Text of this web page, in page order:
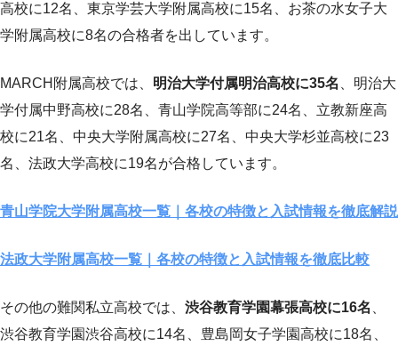
高校に12名、東京学芸大学附属高校に15名、お茶の水女子大
学附属高校に8名の合格者を出しています。
MARCH附属高校では、 明治大学付属明治高校に35名
、明治大
学付属中野高校に28名、青山学院高等部に24名、立教新座高
校に21名、中央大学附属高校に27名、中央大学杉並高校に23
名、法政大学高校に19名が合格しています。
青山学院大学附属高校一覧｜各校の特徴と入試情報を徹底解説
法政大学附属高校一覧｜各校の特徴と入試情報を徹底比較
その他の難関私立高校では、 渋谷教育学園幕張高校に16名
渋谷教育学園渋谷高校に14名、豊島岡女子学園高校に18名、